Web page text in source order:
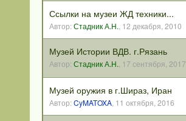
Ссылки на музеи ЖД техники...
Автор:Стадник А.Н., 12 декабря, 2010
Музей Истории ВДВ. г.Рязань
Автор: Стадник А.Н., 17 сентября, 2017
Музей оружия в г.Шираз, Иран
Автор:CyMATOXA, 11 октября, 2016